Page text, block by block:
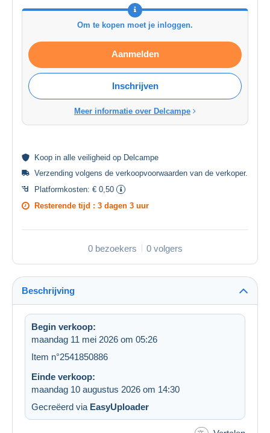
Om te kopen moet je inloggen.
Aanmelden
Inschrijven
Meer informatie over Delcampe
Koop in alle veiligheid op Delcampe
Verzending volgens de verkoopvoorwaarden van de verkoper.
Platformkosten: € 0,50
Resterende tijd : 3 dagen 3 uur
0 bezoekers 0 volgers
Beschrijving
Begin verkoop:
maandag 11 mei 2026 om 05:26
Item n°2541850886
Einde verkoop:
maandag 10 augustus 2026 om 14:30
Gecreëerd via EasyUploader